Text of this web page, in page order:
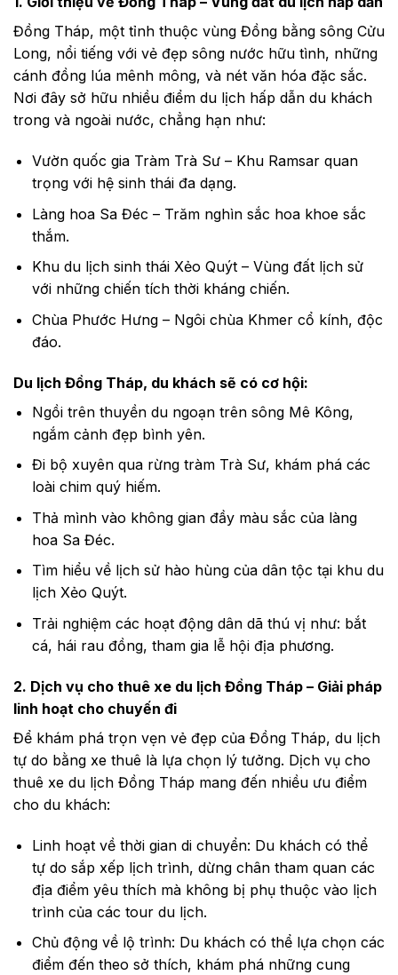
Đồng Tháp, một tỉnh thuộc vùng Đồng bằng sông Cửu
Long, nổi tiếng với vẻ đẹp sông nước hữu tình, những
cánh đồng lúa mênh mông, và nét văn hóa đặc sắc.
Nơi đây sở hữu nhiều điểm du lịch hấp dẫn du khách
trong và ngoài nước, chẳng hạn như:
Vườn quốc gia Tràm Trà Sư – Khu Ramsar quan
trọng với hệ sinh thái đa dạng.
Làng hoa Sa Đéc – Trăm nghìn sắc hoa khoe sắc
thắm.
Khu du lịch sinh thái Xẻo Quýt – Vùng đất lịch sử
với những chiến tích thời kháng chiến.
Chùa Phước Hưng – Ngôi chùa Khmer cổ kính, độc
đáo.
Du lịch Đồng Tháp, du khách sẽ có cơ hội:
Ngồi trên thuyền du ngoạn trên sông Mê Kông,
ngắm cảnh đẹp bình yên.
Đi bộ xuyên qua rừng tràm Trà Sư, khám phá các
loài chim quý hiếm.
Thả mình vào không gian đầy màu sắc của làng
hoa Sa Đéc.
Tìm hiểu về lịch sử hào hùng của dân tộc tại khu du
lịch Xẻo Quýt.
Trải nghiệm các hoạt động dân dã thú vị như: bắt
cá, hái rau đồng, tham gia lễ hội địa phương.
2. Dịch vụ cho thuê xe du lịch Đồng Tháp – Giải pháp
linh hoạt cho chuyến đi
Để khám phá trọn vẹn vẻ đẹp của Đồng Tháp, du lịch
tự do bằng xe thuê là lựa chọn lý tưởng. Dịch vụ cho
thuê xe du lịch Đồng Tháp mang đến nhiều ưu điểm
cho du khách:
Linh hoạt về thời gian di chuyển: Du khách có thể
tự do sắp xếp lịch trình, dừng chân tham quan các
địa điểm yêu thích mà không bị phụ thuộc vào lịch
trình của các tour du lịch.
Chủ động về lộ trình: Du khách có thể lựa chọn các
điểm đến theo sở thích, khám phá những cung